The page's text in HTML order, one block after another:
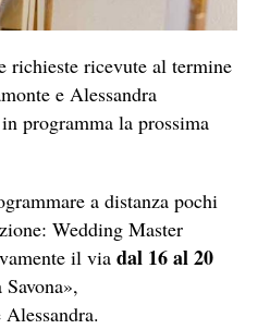
richieste ricevute al termine
e Alessandra
programma la prossima
a distanza pochi
Wedding Master
il via dal 16 al 20
Savona»,